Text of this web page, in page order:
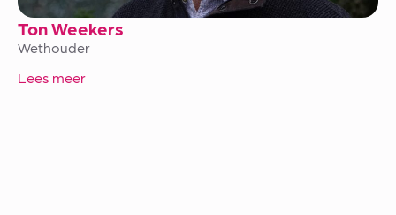
Ton Weekers
Wethouder
Lees meer